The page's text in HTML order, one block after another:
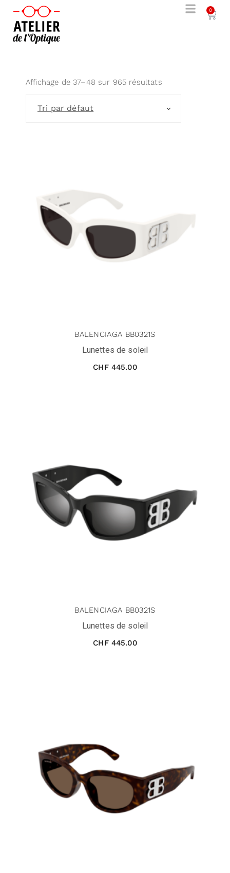
0
Affichage de 37–48 sur 965 résultats
Tri par défaut
BALENCIAGA BB0321S
Lunettes de soleil
CHF445.00
BALENCIAGA BB0321S
Lunettes de soleil
CHF445.00